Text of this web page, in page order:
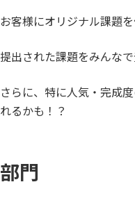
お客様にオリジナル課題
提出された課題をみんな
さらに、特に人気・完成
れるかも！？
部門